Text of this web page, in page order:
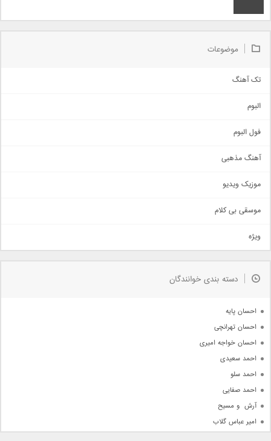
موضوعات
تک آهنگ
اجتماعی
حماسی
سنتی
اهنگ بندرعباسی
دمو
مذهبی
جدیدترین ها
البوم
فول البوم
آهنگ مذهبی
موزیک ویدیو
موسقی بی کلام
ویژه
دسته بندی خوانندگان
احسان پایه
احسان تهرانچی
احسان خواجه امیری
احمد سعیدی
احمد سلو
احمد صفایی
آرش  و مسیح
امیر عباس گلاب